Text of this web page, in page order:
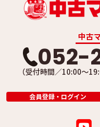
中古
052-
（受付時間／10:00～
会員登録・ログイン